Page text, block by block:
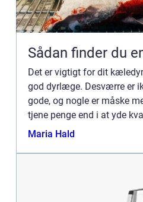
Sådan finder du
Det er vigtigt for dit
god dyrlæge. Desværre er
gode, og nogle er måske
tjene penge end i at yde
kæledyr. Så hvordan
Maria Hald